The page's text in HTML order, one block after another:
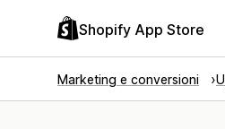
Shopify App Store
Marketing e conversioni